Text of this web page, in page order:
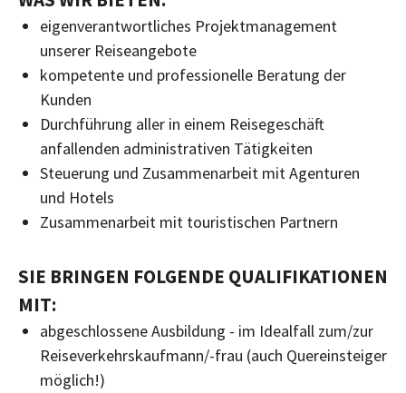
eigenverantwortliches Projektmanagement
unserer Reiseangebote
kompetente und professionelle Beratung der
Kunden
Durchführung aller in einem Reisegeschäft
anfallenden administrativen Tätigkeiten
Steuerung und Zusammenarbeit mit Agenturen
und Hotels
Zusammenarbeit mit touristischen Partnern
SIE BRINGEN FOLGENDE QUALIFIKATIONEN
MIT:
abgeschlossene Ausbildung - im Idealfall zum/zur
Reiseverkehrskaufmann/-frau (auch Quereinsteiger
möglich!)